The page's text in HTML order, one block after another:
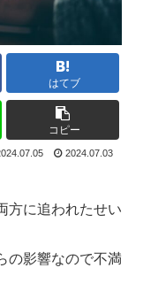
はてブ
コピー
2024.07.03
方に追われたせい
の影響なので不満